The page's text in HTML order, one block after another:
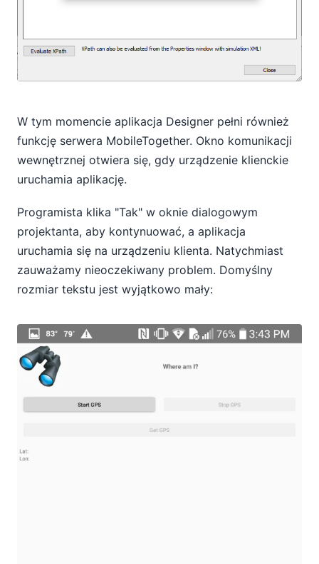
W tym momencie aplikacja Designer pełni również
funkcję serwera MobileTogether. Okno komunikacji
wewnętrznej otwiera się, gdy urządzenie klienckie
uruchamia aplikację.
Programista klika "Tak" w oknie dialogowym
projektanta, aby kontynuować, a aplikacja
uruchamia się na urządzeniu klienta. Natychmiast
zauważamy nieoczekiwany problem. Domyślny
rozmiar tekstu jest wyjątkowo mały: